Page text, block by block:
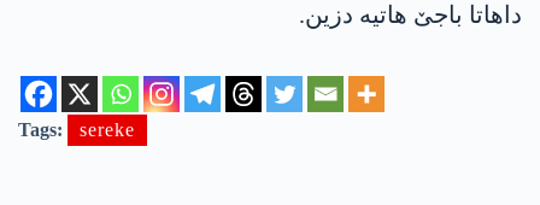
داهاتا باجێ هاتیە دزین.
Tags: sereke